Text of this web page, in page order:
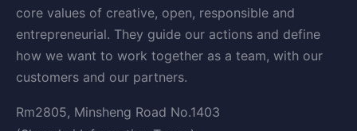
core values of creative, open, responsible and
entrepreneurial. They guide our actions and define
how we want to work together as a team, with our
customers and our partners.
Rm2805, Minsheng Road No.1403